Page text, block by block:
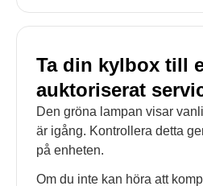
Ta din kylbox till
auktoriserat
Den gröna lampan visar
är igång. Kontrollera detta
på enheten.
Om du inte kan höra att